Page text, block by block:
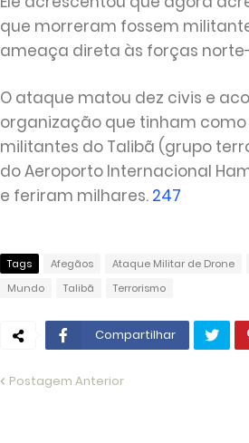
que morreram fossem
ameaça direta às forças
O ataque matou dez civis e
organização que tinham como
militantes do Talibã (grupo
do Aeroporto Internacional
e feriram milhares. 247
Tags Afegãos Ataque Militar de Drone
Mundo
Talibã Terrorismo
Compartilhar
Postagem Anterior